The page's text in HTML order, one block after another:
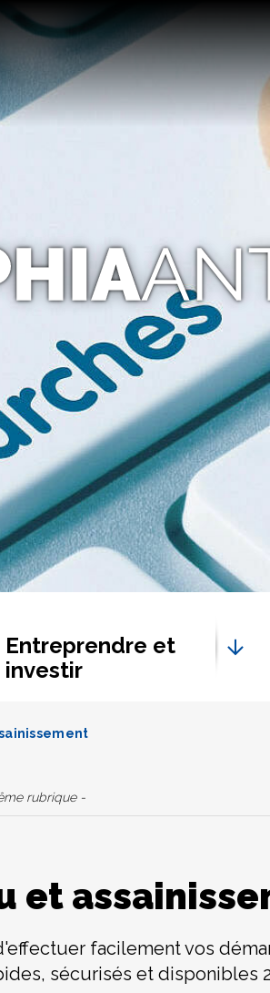
Entreprendre et
investir
rubrique -
et
facilement vos
sécurisés et disponibles